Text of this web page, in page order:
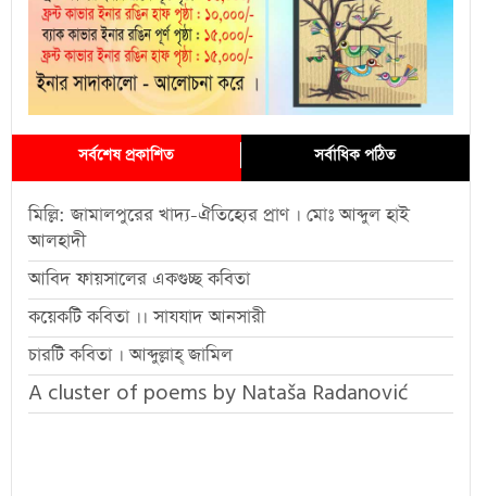
সর্বশেষ প্রকাশিত সর্বাধিক পঠিত
মিল্লি: জামালপুরের খাদ্য-ঐতিহ্যের প্রাণ । মোঃ আব্দুল হাই
আলহাদী
আবিদ ফায়সালের একগুচ্ছ কবিতা
কয়েকটি কবিতা ।। সাযযাদ আনসারী
চারটি কবিতা । আব্দুল্লাহ্ জামিল
A cluster of poems by Nataša Radanović